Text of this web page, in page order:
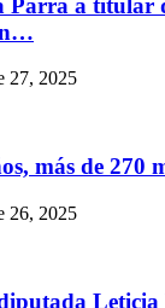
27, 2025
más de 270
26, 2025
Leticia